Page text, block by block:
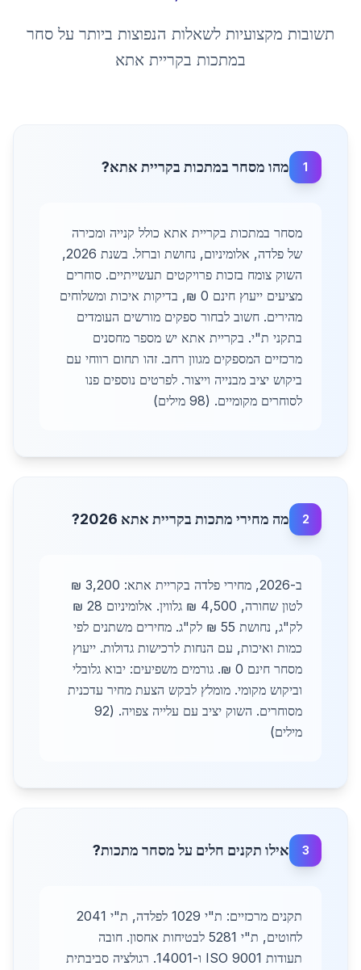
תשובות מקצועיות לשאלות הנפוצות ביותר על סחר
במתכות בקריית אתא
1 מהו מסחר במתכות בקריית אתא?
מסחר במתכות בקריית אתא כולל קנייה ומכירה
של פלדה, אלומיניום, נחושת וברזל. בשנת 2026,
השוק צומח בזכות פרויקטים תעשייתיים. סוחרים
מציעים ייעוץ חינם 0 ₪, בדיקות איכות ומשלוחים
מהירים. חשוב לבחור ספקים מורשים העומדים
בתקני ת"י. בקריית אתא יש מספר מחסנים
מרכזיים המספקים מגוון רחב. זהו תחום רווחי עם
ביקוש יציב מבנייה וייצור. לפרטים נוספים פנו
לסוחרים מקומיים. (98 מילים)
2 מה מחירי מתכות בקריית אתא 2026?
ב-2026, מחירי פלדה בקריית אתא: 3,200 ₪
לטון שחורה, 4,500 ₪ גלווין. אלומיניום 28 ₪
לק"ג, נחושת 55 ₪ לק"ג. מחירים משתנים לפי
כמות ואיכות, עם הנחות לרכישות גדולות. ייעוץ
מסחר חינם 0 ₪. גורמים משפיעים: יבוא גלובלי
וביקוש מקומי. מומלץ לבקש הצעת מחיר עדכנית
מסוחרים. השוק יציב עם עלייה צפויה. (92
מילים)
3 אילו תקנים חלים על מסחר מתכות?
תקנים מרכזיים: ת"י 1029 לפלדה, ת"י 2041
לחוטים, ת"י 5281 לבטיחות אחסון. חובה
תעודות ISO 9001 ו-14001. רגולציה סביבתית